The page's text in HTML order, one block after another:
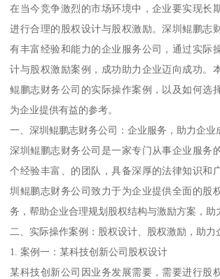
在当今竞争激烈的市场环境中，企业要实现长
进行合理的股权设计与股权激励。深圳鲲鹏志
有丰富经验和能力的企业服务公司，通过实际
计与股权激励案例，成功助力企业迈向成功。
鲲鹏志财务公司的实际操作案例，以及如何选
为企业提供有益的参考。
一、深圳鲲鹏志财务公司：企业服务，助力企业
深圳鲲鹏志财务公司是一家专门从事企业服务
个经验丰富、的团队，具备深厚的法律知识和
圳鲲鹏志财务公司致力于为企业提供全面的股
务，帮助企业合理规划股权结构与激励方案，助
二、实际操作案例：股权设计、股权激励，助力
1. 案例一：某科技创新公司股权设计
某科技创新公司因业务发展需要，需要进行股